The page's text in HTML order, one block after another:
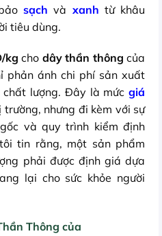
sạch và xanh từ khâu
tiêu dùng.
kg cho dây thần thông của
phản ánh chi phí sản xuất
lượng. Đây là mức giá
nhưng đi kèm với sự
và quy trình kiểm định
tin rằng, một sản phẩm
phải được định giá dựa
lại cho sức khỏe người
Thông của